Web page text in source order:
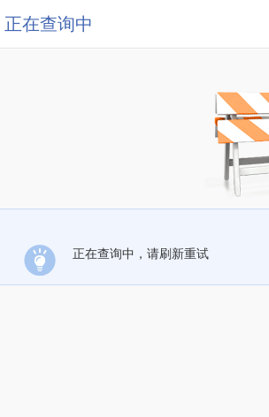
正在查询中
正在查询中，请刷新重试